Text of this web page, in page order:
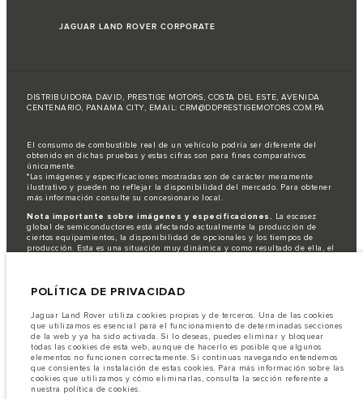
JAGUAR LAND ROVER CORPORATE
DISTRIBUIDORA DAVID, PRESTIGE MOTORS, COSTA DEL ESTE, AVENIDA
CENTENARIO, PANAMA CITY, EMAIL: CRM@DDPRESTIGEMOTORS.COM.PA
El consumo de combustible real de un vehículo podría ser diferente del
obtenido en dichas pruebas y estas cifras son para fines comparativos
únicamente.
*Las imágenes y especificaciones mostradas son de carácter meramente
ilustrativo y pueden no reflejar la disponibilidad del mercado. Para obtener
más información consulte su concesionario local.
Nota importante sobre imágenes y especificaciones. La escasez
global de semiconductores está afectando actualmente la producción de
ciertos equipamientos, la disponibilidad de opcionales y los tiempos de
producción. Esta es una situación muy dinámica y como resultado de ella, el
distribuidor de su preferencia, quien podrá dar a conocer las restricciones
únicamente en las especificaciones e imágenes mostradas en este sitio web.
Jaguar Land Rover Limited busca constantemente nuevas formas de mejorar
las especificaciones, el diseño y la producción de sus vehículos, piezas y
accesorios, por lo que se producen modificaciones de forma continua y sin
previo aviso. Según el modelo, algunas funciones serán opcionales o
vendrán incluidas de serie. La información, las especificaciones, los motores
y los colores que aparecen en esta página web se basan en las
especificaciones europeas. Estos pueden variar en función del mercado y
POLÍTICA DE PRIVACIDAD
Jaguar Land Rover utiliza cookies propias y de terceros. Una de las cookies
que utilizamos es esencial para el funcionamiento de determinadas secciones
de la web y ya ha sido activada. Si lo deseas, puedes eliminar y bloquear
todas las cookies de esta web, aunque de hacerlo es posible que algunos
elementos no funcionen correctamente. Si continuas navegando entendemos
que consientes la instalación de estas cookies. Para más información sobre las
cookies que utilizamos y cómo eliminarlas, consulta la sección referente a
nuestra política de cookies.